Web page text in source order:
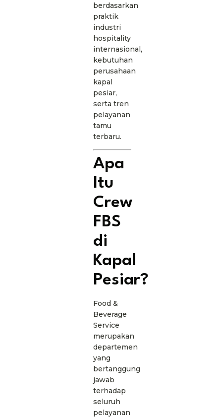
berdasarkan
praktik
industri
hospitality
internasional,
kebutuhan
perusahaan
kapal
pesiar,
serta tren
pelayanan
tamu
terbaru.
Apa
Itu
Crew
FBS
di
Kapal
Pesiar?
Food &
Beverage
Service
merupakan
departemen
yang
bertanggung
jawab
terhadap
seluruh
pelayanan